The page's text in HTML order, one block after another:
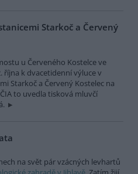
Starkoč a Červený
u Červeného Kostelce ve
října k dvacetidenní výluce v
Starkoč a Červený Kostelec na
to uvedla tisková mluvčí
na svět pár vzácných levhartů